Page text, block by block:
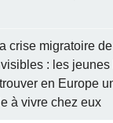
crise migratoire
: les jeunes
en Europe
à vivre chez eux